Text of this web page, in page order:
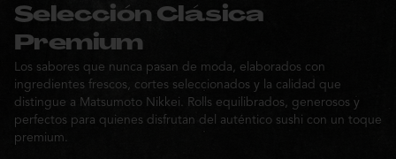
Selección Clásica
Premium
Los sabores que nunca pasan de moda, elaborados con
ingredientes frescos, cortes seleccionados y la calidad que
distingue a Matsumoto Nikkei. Rolls equilibrados, generosos y
perfectos para quienes disfrutan del auténtico sushi con un toque
premium.